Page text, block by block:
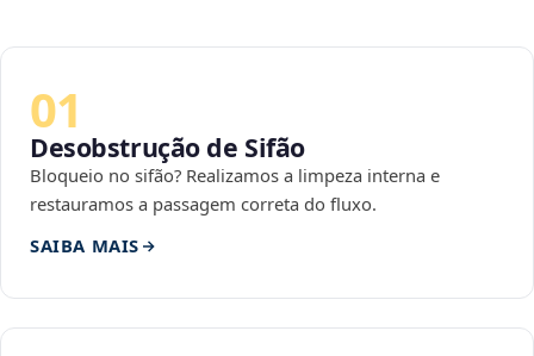
01
Desobstrução de Sifão
Bloqueio no sifão? Realizamos a limpeza interna e
restauramos a passagem correta do fluxo.
SAIBA MAIS